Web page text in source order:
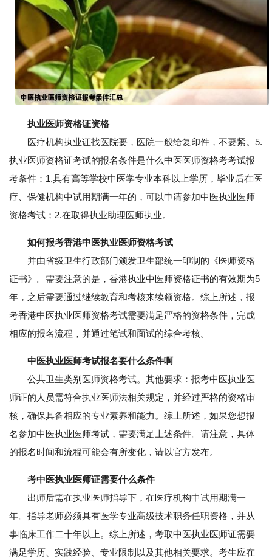
执业医师资格证资格
医疗机构执业证找医院要，医院一般给复印件，不要紧。5.
执业医师资格证考试的报名条件是什么中医医师资格考考试报
考条件：1.具有高等学校中医学专业本科以上学历，毕业后在医
疗、保健机构中试用期满一年的，可以申请参加中医执业医师
资格考试；2.在取得执业助理医师执业。
如何报考香港中医执业医师资格考试
并由省级卫生行政部门颁发卫生部统一印制的《医师资格
证书》。需要注意的是，香港执业中医师资格证书的有效期为5
年，之后需要通过继续教育和考核来续领资格。综上所述，报
考香港中医执业医师资格考试需要满足严格的资格条件，完成
相应的报名流程，并通过笔试和面试的综合考核。
中医执业医师考试报名要什么条件啊
公共卫生类别医师资格考试。其他要求：报考中医执业医
师证的人员需符合执业医师法相关规定，并经过严格的资格审
核，确保具备相应的专业素养和能力。综上所述，如果您想报
名参加中医执业医师考试，需要满足上述条件。请注意，具体
的报名时间和流程可能会有所变化，请以官方发布。
考中医执业医师证需要什么条件
出师后需在执业医师指导下，在医疗机构中试用期满一
年。指导老师必须具有医学专业高级技术职务任职资格，并从
事临床工作二十年以上。综上所述，考取中医执业医师证需要
满足学历、实践经验、专业限制以及其他相关要求。考生应在